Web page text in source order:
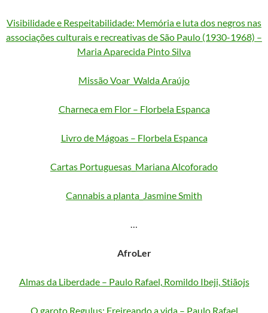
Visibilidade e Respeitabilidade: Memória e luta dos negros nas
associações culturais e recreativas de São Paulo (1930-1968) –
Maria Aparecida Pinto Silva
Missão Voar_Walda Araújo
Charneca em Flor – Florbela Espanca
Livro de Mágoas – Florbela Espanca
Cartas Portuguesas_Mariana Alcoforado
Cannabis a planta_Jasmine Smith
AfroLer
Almas da Liberdade – Paulo Rafael, Romildo Ibeji, Stiãojs
O garoto Regulus: Freireando a vida – Paulo Rafael